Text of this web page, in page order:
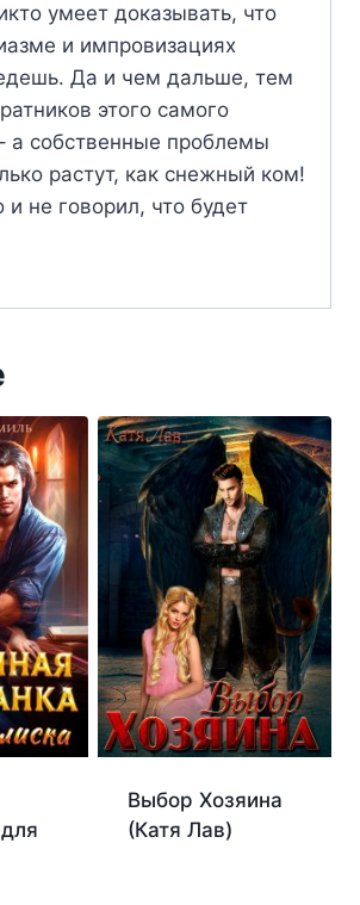
умеет доказывать, что
и импровизациях
Да и чем дальше, тем
этого самого
а собственные проблемы
растут, как снежный ком!
не говорил, что будет
Выбор Хозяина
(Катя Лав)